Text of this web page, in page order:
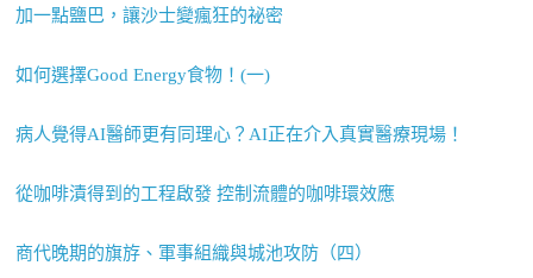
加一點鹽巴，讓沙士變瘋狂的祕密
如何選擇Good Energy食物！(一)
病人覺得AI醫師更有同理心？AI正在介入真實醫療現場！
從咖啡漬得到的工程啟發 控制流體的咖啡環效應
商代晚期的旗斿、軍事組織與城池攻防（四）